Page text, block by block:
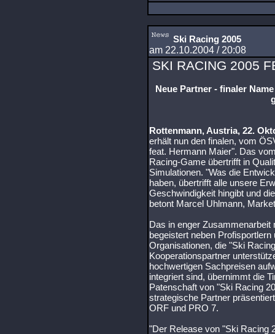
Ski Racing 2005
am 22.10.2004 / 20:08
SKI RACING 2005
Neue Partner - finaler
Rottenmann, Austria, 22.
erhält nun den finalen, vom
feat. Hermann Maier". Das
Racing-Game übertrifft in
Simulationen. "Was die
haben, übertrifft alle unsere
Geschwindigkeit hingibt und
betont Marcel Uhlmann,
Das in enger
begeistert neben
Organisationen, die "Ski
Kooperationspartner
hochwertigen Sachpreisen
integriert sind, übernimmt die
Patenschaft von "Ski Racing
strategische Partner
ORF und PRO 7.
"Der Release von "Ski Racing